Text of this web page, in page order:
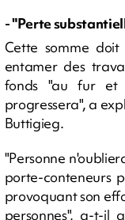
- "Perte
Cette somme
entamer des
fonds "au fur et
progressera", a
Buttigieg.
"Personne
porte-conteneurs
provoquant son
personnes", a-t-il